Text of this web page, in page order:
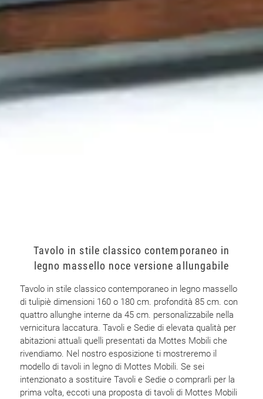
Tavolo in stile classico contemporaneo in
legno massello noce versione allungabile
Tavolo in stile classico contemporaneo in legno massello
di tulipiè dimensioni 160 o 180 cm. profondità 85 cm. con
quattro allunghe interne da 45 cm. personalizzabile nella
vernicitura laccatura. Tavoli e Sedie di elevata qualità per
abitazioni attuali quelli presentati da Mottes Mobili che
rivendiamo. Nel nostro esposizione ti mostreremo il
modello di tavoli in legno di Mottes Mobili. Se sei
intenzionato a sostituire Tavoli e Sedie o comprarli per la
prima volta, eccoti una proposta di tavoli di Mottes Mobili